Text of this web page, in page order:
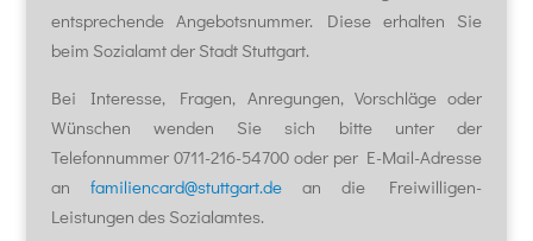
entsprechende Angebotsnummer. Diese erhalten Sie
beim Sozialamt der Stadt Stuttgart.
Bei Interesse, Fragen, Anregungen, Vorschläge oder
Wünschen wenden Sie sich bitte unter der
Telefonnummer 0711-216-54700 oder per E-Mail-Adresse
an familiencard@stuttgart.dean die Freiwilligen-
Leistungen des Sozialamtes.